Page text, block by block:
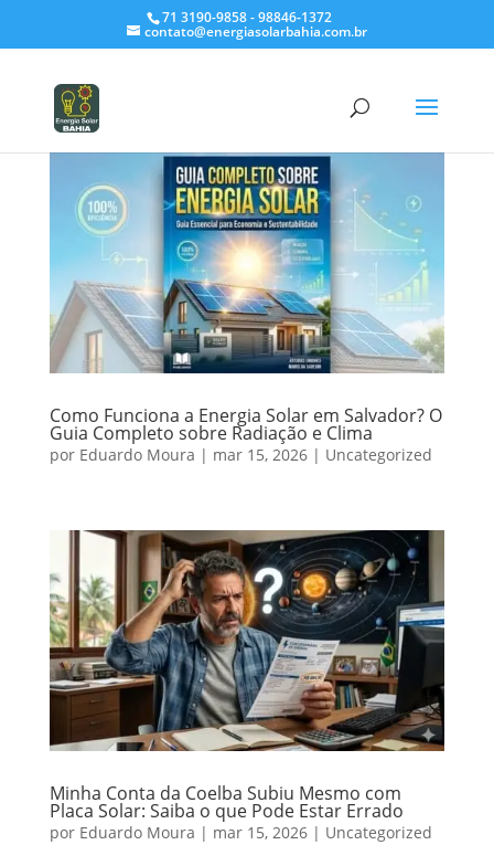
71 3190-9858 - 98846-1372
contato@energiasolarbahia.com.br
Como Funciona a Energia Solar em Salvador? O
Guia Completo sobre Radiação e Clima
por Eduardo Moura | mar 15, 2026| Uncategorized
Minha Conta da Coelba Subiu Mesmo com
Placa Solar: Saiba o que Pode Estar Errado
por Eduardo Moura | mar 15, 2026| Uncategorized